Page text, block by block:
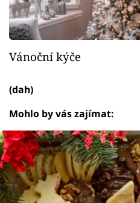
Vánoční kýče
(dah)
Mohlo by vás zajímat: